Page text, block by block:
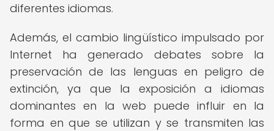
diferentes idiomas.
Además, el cambio lingüístico impulsado por
Internet ha generado debates sobre la
preservación de las lenguas en peligro de
extinción, ya que la exposición a idiomas
dominantes en la web puede influir en la
forma en que se utilizan y se transmiten las